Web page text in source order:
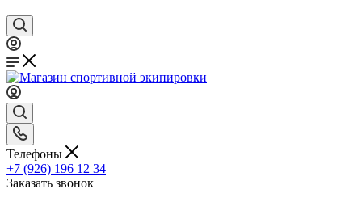
Телефоны
+7 (926) 196 12 34
Заказать звонок